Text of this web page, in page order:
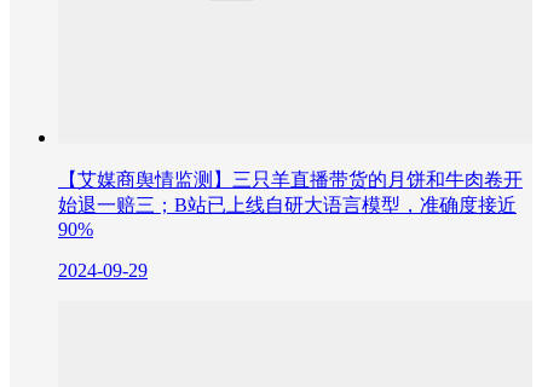
【艾媒商舆情监测】三只羊直播带货的月饼和牛肉卷开
始退一赔三；B站已上线自研大语言模型，准确度接近
90%
2024-09-29